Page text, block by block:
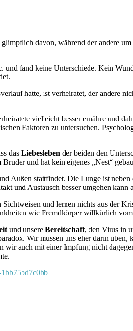
davon, während der andere um
fand keine Unterschiede. Kein
hatte, ist verheiratet, der andere
vielleicht besser ernähre und
Faktoren zu untersuchen.
das Liebesleben der beiden den
und hat kein eigenes „Nest“
Außen stattfindet. Die Lunge ist
und Austausch besser umgehen kann
und lernen nichts aus der
wie Fremdkörper willkürlich
und unsere Bereitschaft, den Virus in
Wir müssen uns eher darin üben,
auch mit einer Impfung nicht